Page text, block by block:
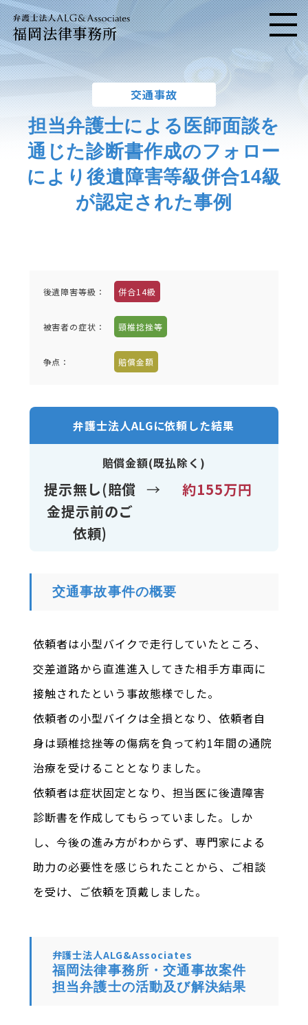
福岡法律事務所 メニ
交通事故
担当弁護士による医師面談を
通じた診断書作成のフォロー
により後遺障害等級併合14級
が認定された事例
後遺障害等級： 併合14級
被害者の症状： 頸椎捻挫等
争点： 賠償金額
弁護士法人ALGに依頼した結果
賠償金額(既払除く)
提示無し(賠償
金提示前のご
依頼)
→ 約155万円
交通事故事件の概要
依頼者は小型バイクで走行していたところ、
交差道路から直進進入してきた相手方車両に
接触されたという事故態様でした。
依頼者の小型バイクは全損となり、依頼者自
身は頸椎捻挫等の傷病を負って約1年間の通院
治療を受けることとなりました。
依頼者は症状固定となり、担当医に後遺障害
診断書を作成してもらっていました。しか
し、今後の進み方がわからず、専門家による
助力の必要性を感じられたことから、ご相談
を受け、ご依頼を頂戴しました。
弁護士法人ALG&Associates
福岡法律事務所・交通事故案件
担当弁護士の活動及び解決結果